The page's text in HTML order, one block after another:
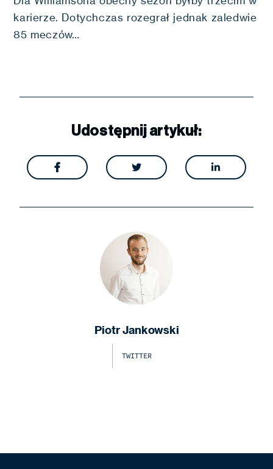
karierze. Dotychczas rozegrał jednak zaledwie
85 meczów…
Udostępnij artykuł:
  
Piotr Jankowski
TWITTER